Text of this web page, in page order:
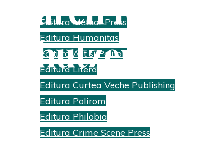
Editura Meteor Press
Editura Humanitas
Editura Act si Politon
Editura Litera
Editura Curtea Veche Publishing
Editura Polirom
Editura Philobia
Editura Crime Scene Press
Search
Schutzenberger
Search results for "Anne Ancelin Schutzenberger"